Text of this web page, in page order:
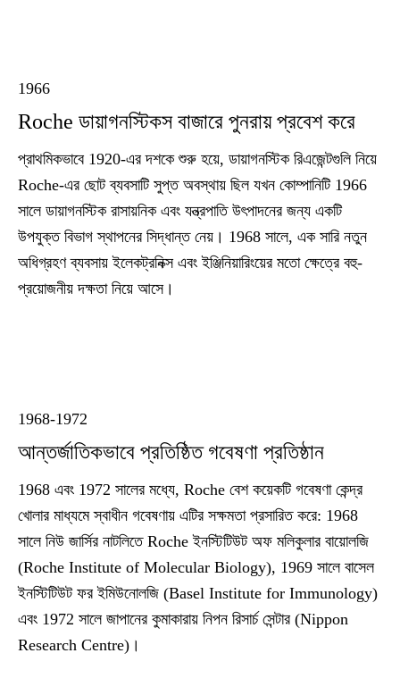
1966
Roche ডায়াগনস্টিকস বাজারে পুনরায় প্রবেশ করে
প্রাথমিকভাবে 1920-এর দশকে শুরু হয়ে, ডায়াগনস্টিক রিএজেন্টগুলি নিয়ে
Roche-এর ছোট ব্যবসাটি সুপ্ত অবস্থায় ছিল যখন কোম্পানিটি 1966
সালে ডায়াগনস্টিক রাসায়নিক এবং যন্ত্রপাতি উৎপাদনের জন্য একটি
উপযুক্ত বিভাগ স্থাপনের সিদ্ধান্ত নেয়। 1968 সালে, এক সারি নতুন
অধিগ্রহণ ব্যবসায় ইলেকট্রনিক্স এবং ইঞ্জিনিয়ারিংয়ের মতো ক্ষেত্রে বহু-
প্রয়োজনীয় দক্ষতা নিয়ে আসে।
1968-1972
আন্তর্জাতিকভাবে প্রতিষ্ঠিত গবেষণা প্রতিষ্ঠান
1968 এবং 1972 সালের মধ্যে, Roche বেশ কয়েকটি গবেষণা কেন্দ্র
খোলার মাধ্যমে স্বাধীন গবেষণায় এটির সক্ষমতা প্রসারিত করে: 1968
সালে নিউ জার্সির নাটলিতে Roche ইনস্টিটিউট অফ মলিকুলার বায়োলজি
(Roche Institute of Molecular Biology), 1969 সালে বাসেল
ইনস্টিটিউট ফর ইমিউনোলজি (Basel Institute for Immunology)
এবং 1972 সালে জাপানের কুমাকারায় নিপন রিসার্চ সেন্টার (Nippon
Research Centre)।